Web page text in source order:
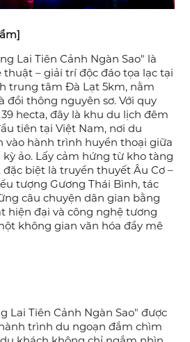
Lai Tiên Cảnh Ngàn Sao" là
– giải trí độc đáo tọa lạc tại
trung tâm Đà Lạt 5km, nằm
đồi thông nguyên sơ. Với quy
hecta, đây là khu du lịch đêm
tiên tại Việt Nam, nơi du
vào hành trình huyền thoại giữa
ảo. Lấy cảm hứng từ kho tàng
biệt là truyền thuyết Âu Cơ –
tượng Gương Thái Bình, tác
câu chuyện dân gian bằng
hiện đại và công nghệ tương
không gian văn hóa đầy mê
Lai Tiên Cảnh Ngàn Sao" được
trình du ngoạn đắm chìm